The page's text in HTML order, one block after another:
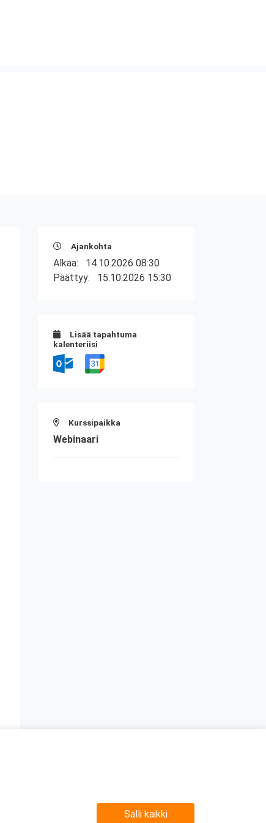
Ajankohta
Alkaa: 14.10.2026 08:30
Päättyy: 15.10.2026 15:30
Lisää tapahtuma
kalenteriisi
Kurssipaikka
Webinaari
Salli kaikki